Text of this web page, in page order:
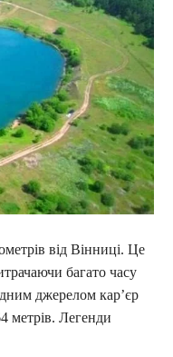
від Вінниці. Це
багато часу
джерелом кар’єр
метрів. Легенди